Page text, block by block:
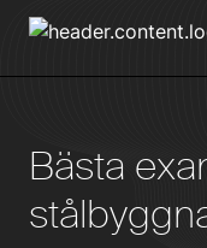
Bästa